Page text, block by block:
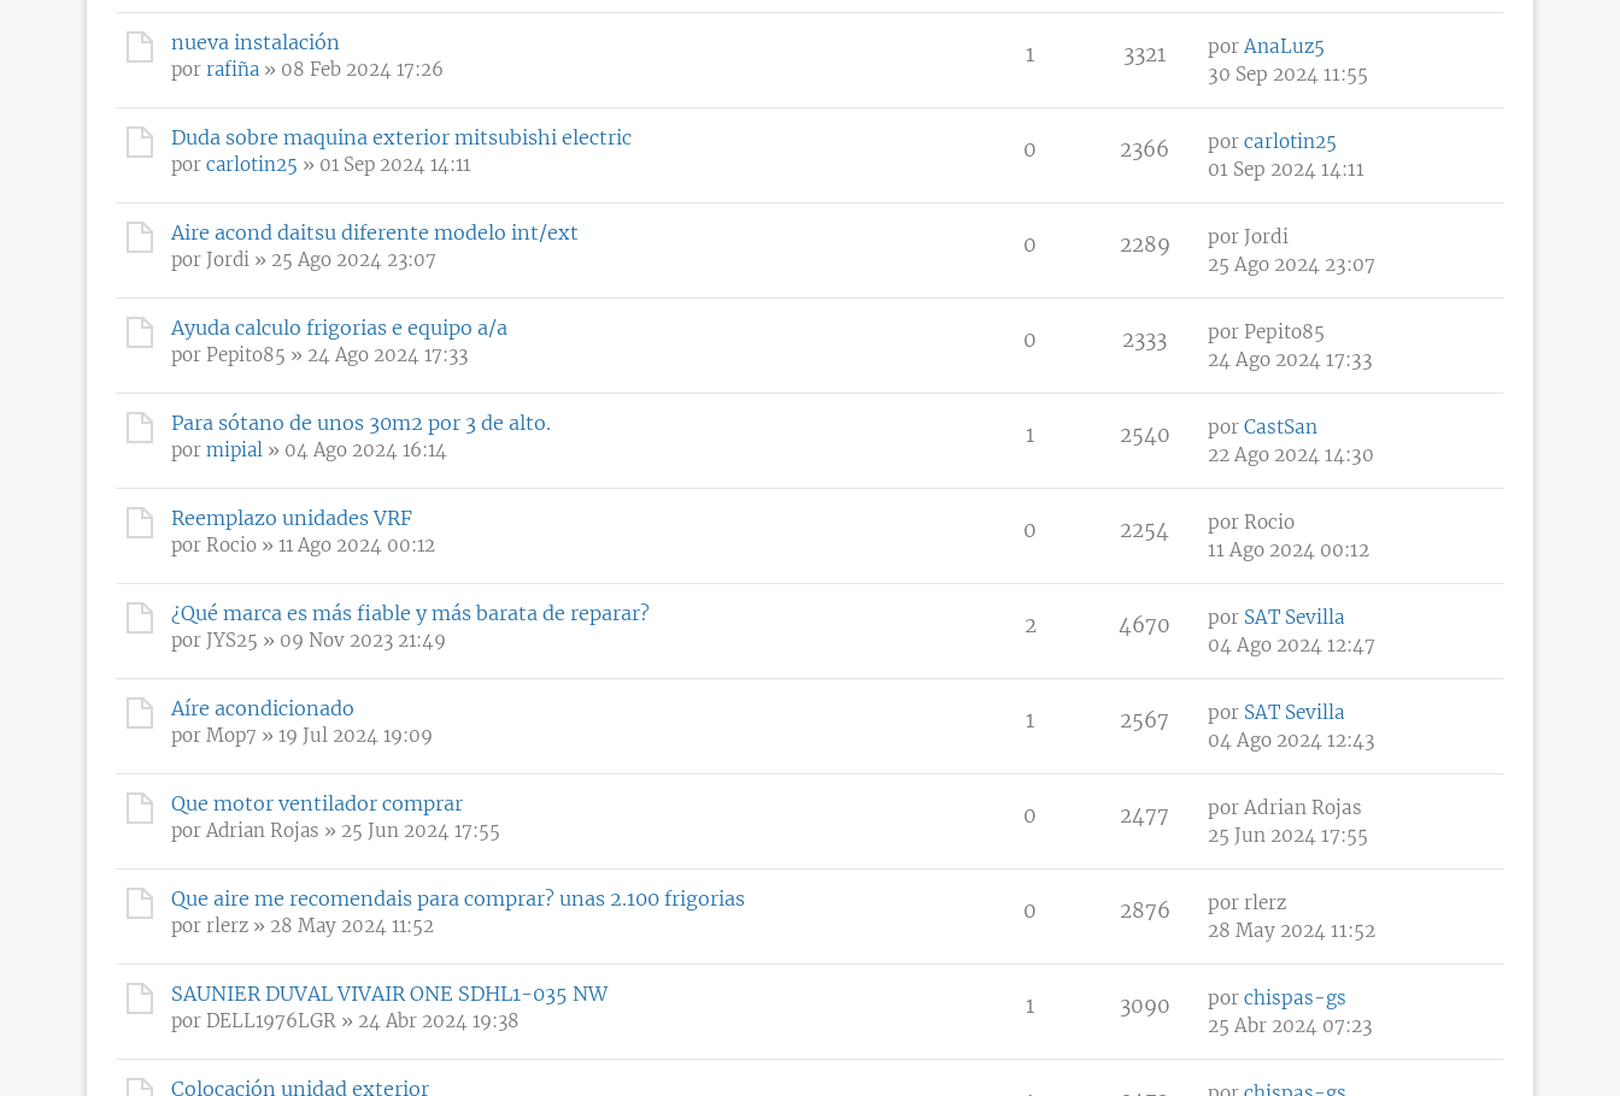
nueva instalación
por rafiña » 08 Feb 2024 17:26
1 3321 porAnaLuz5
30 Sep 2024 11:55
Duda sobre maquina exterior mitsubishi electric
por carlotin25 » 01 Sep 2024 14:11
0 2366 por carlotin25
01 Sep 2024 14:11
Aire acond daitsu diferente modelo int/ext
por Jordi » 25 Ago 2024 23:07
0 2289 por Jordi
25 Ago 2024 23:07
Ayuda calculo frigorias e equipo a/a
por Pepito85 » 24 Ago 2024 17:33
0 2333 por Pepito85
24 Ago 2024 17:33
Para sótano de unos 30m2 por 3 de alto.
por mipial » 04 Ago 2024 16:14
1 2540 por CastSan
22 Ago 2024 14:30
Reemplazo unidades VRF
por Rocio » 11 Ago 2024 00:12
0 2254 por Rocio
11 Ago 2024 00:12
¿Qué marca es más fiable y más barata de reparar?
por JYS25 » 09 Nov 2023 21:49
2 4670 por SAT Sevilla
04 Ago 2024 12:47
Aíre acondicionado
por Mop7 » 19 Jul 2024 19:09
1 2567 por SAT Sevilla
04 Ago 2024 12:43
Que motor ventilador comprar
por Adrian Rojas » 25 Jun 2024 17:55
0 2477 por Adrian Rojas
25 Jun 2024 17:55
Que aire me recomendais para comprar? unas 2.100 frigorias
por rlerz » 28 May 2024 11:52
0 2876 por rlerz
28 May 2024 11:52
SAUNIER DUVAL VIVAIR ONE SDHL1-035 NW
por DELL1976LGR » 24 Abr 2024 19:38
1 3090 por chispas-gs
25 Abr 2024 07:23
Colocación unidad exterior